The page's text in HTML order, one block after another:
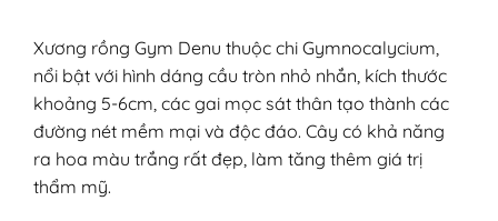
Xương rồng Gym Denu thuộc chi Gymnocalycium,
nổi bật với hình dáng cầu tròn nhỏ nhắn, kích thước
khoảng 5-6cm, các gai mọc sát thân tạo thành các
đường nét mềm mại và độc đáo. Cây có khả năng
ra hoa màu trắng rất đẹp, làm tăng thêm giá trị
thẩm mỹ.